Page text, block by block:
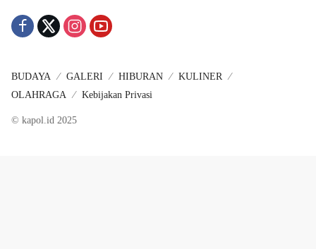
BUDAYA GALERI HIBURAN
KULINER
OLAHRAGA
Kebijakan Privasi
© kapol.id 2025